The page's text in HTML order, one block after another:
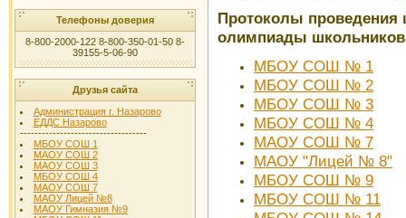
Телефоны доверия
8-800-2000-122 8-800-350-01-50 8-
39155-5-06-90
Друзья сайта
Администрация г. Назарово
ЕДДС Назарово
-----------------------------------
МБОУ СОШ 1
МАОУ СОШ 2
МАОУ СОШ 3
МБОУ СОШ 4
МАОУ СОШ 7
МАОУ Лицей №8
МАОУ Гимназия №9
Протоколы проведения
олимпиады школьников
МБОУ СОШ № 1
МБОУ СОШ № 2
МБОУ СОШ № 3
МБОУ СОШ № 4
МАОУ СОШ № 7
МАОУ "Лицей № 8"
МБОУ СОШ № 9
МБОУ СОШ № 11